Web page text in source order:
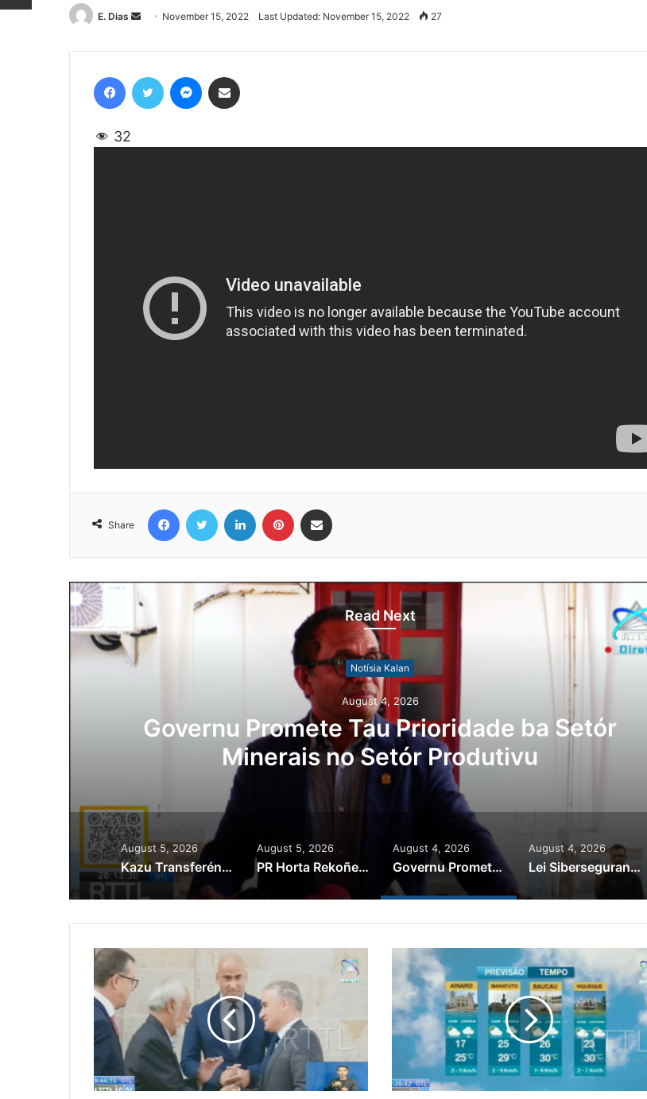
E. Dias
Send
email
November 15, 2022 Last Updated: November 15, 2022 27
32
Share
Read Next
Notísia Kalan
August 4, 2026
Governu Promete Tau Prioridade ba Setór
Minerais no Setór Produtivu
August 5, 2026
Kazu Transferénsia Osan Millaun 42 Husi Singapura, Advogadu Sei Halo Rekursu
August 5, 2026
PR Horta Rekoñese Timoroan Sira Iha Diáspora Nia Kontribuisaun
August 4, 2026
Governu Promete Tau Prioridade ba Setór Minerais no Setór Produtivu
August 4, 2026
Lei Siberseguransa Ajuda Autoridade Polisiál Kaptura Autór Kriminozu ho Paradeiru Iha Estranjeiru